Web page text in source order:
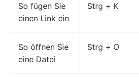
So fügen Sie
einen Link ein
Strg + K
So öffnen Sie
eine Datei
Strg + O